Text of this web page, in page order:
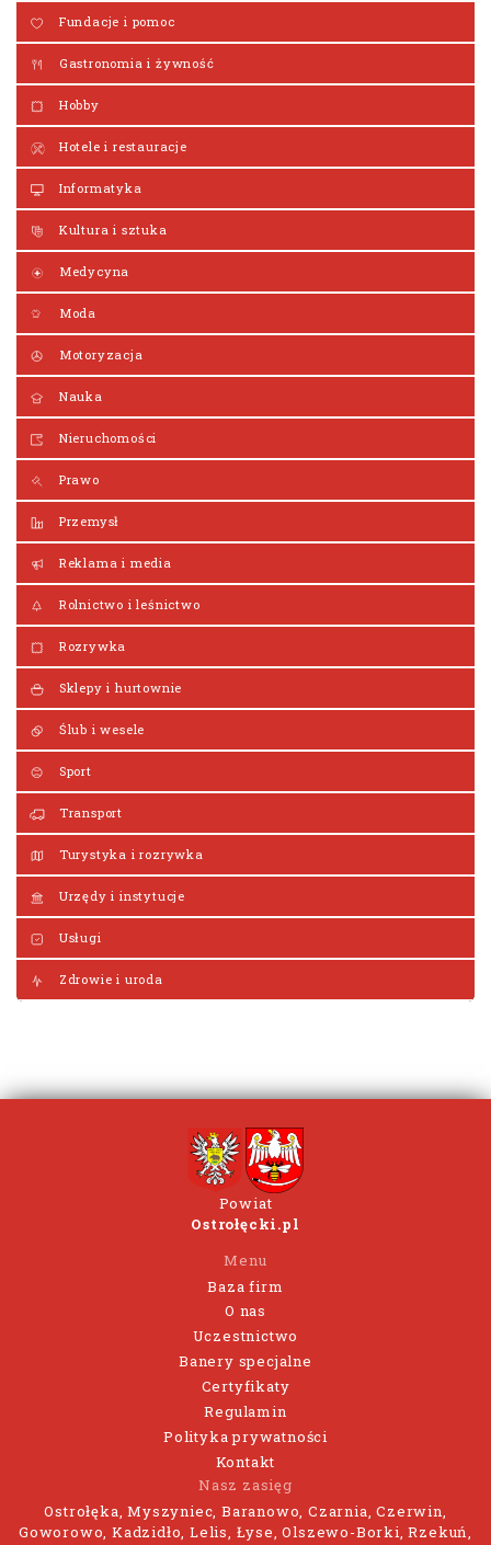
Fundacje i pomoc
Gastronomia i żywność
Hobby
Hotele i restauracje
Informatyka
Kultura i sztuka
Medycyna
Moda
Motoryzacja
Nauka
Nieruchomości
Prawo
Przemysł
Reklama i media
Rolnictwo i leśnictwo
Rozrywka
Sklepy i hurtownie
Ślub i wesele
Sport
Transport
Turystyka i rozrywka
Urzędy i instytucje
Usługi
Zdrowie i uroda
Powiat
Ostrołęcki.pl
Menu
Baza firm
O nas
Uczestnictwo
Banery specjalne
Certyfikaty
Regulamin
Polityka prywatności
Kontakt
Nasz zasięg
Ostrołęka, Myszyniec, Baranowo, Czarnia, Czerwin,
Goworowo, Kadzidło, Lelis, Łyse, Olszewo-Borki, Rzekuń,